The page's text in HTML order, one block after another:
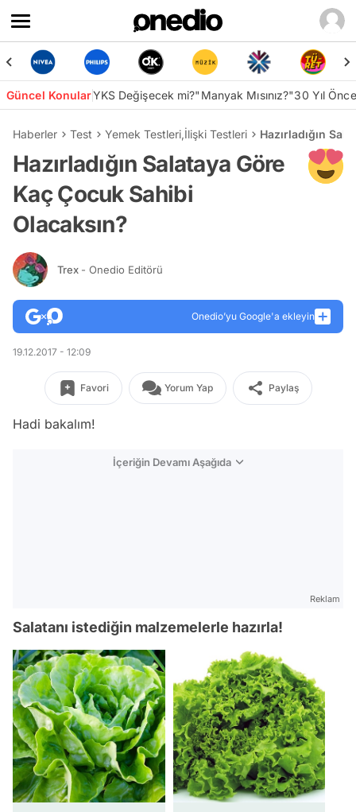
Güncel KonularYKS Değişecek mi?"Manyak Mısınız?"30 Yıl
Haberler Test Yemek Testleri,İlişki Testleri Hazırladığın
Hazırladığın Salataya Göre
Kaç Çocuk Sahibi
Olacaksın?
Trex - Onedio Editörü
Onedio’yu Google'a ekleyin
19.12.2017 - 12:09
Favori Yorum Yap Paylaş
Hadi bakalım!
İçeriğin Devamı Aşağıda
Reklam
Salatanı istediğin malzemelerle hazırla!